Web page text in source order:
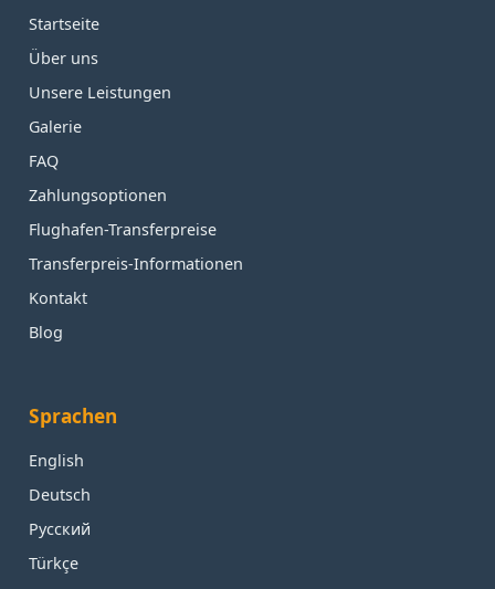
Startseite
Über uns
Unsere Leistungen
Galerie
FAQ
Zahlungsoptionen
Flughafen-Transferpreise
Transferpreis-Informationen
Kontakt
Blog
Sprachen
English
Deutsch
Русский
Türkçe